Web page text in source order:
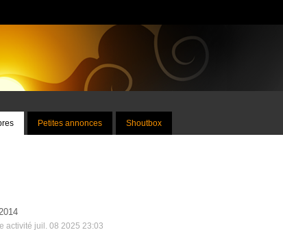
Petites annonces Shoutbox
activité juil. 08 2025 23:03